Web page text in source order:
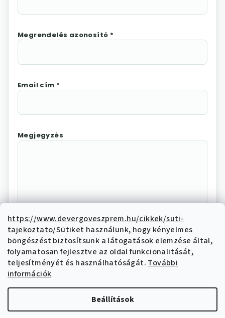
https://www.devergoveszprem.hu/cikkek/suti-
tajekoztato/Sütiket használunk, hogy kényelmes
böngészést biztosítsunk a látogatások elemzése által,
folyamatosan fejlesztve az oldal funkcionalitását,
teljesítményét és használhatóságát. További
információk
Beállítások
Megrendelés azonosító *
Email cím *
Megjegyzés
Az "Elállás megerősítése"
megnyomásával Ön elektronikus úton
elállási nyilatkozatot tesz és nyilatkozik,
hogy megismerte és elfogadja az elállási
funkcióval kapcsolatban az
tájékoztatóbanírtakat.